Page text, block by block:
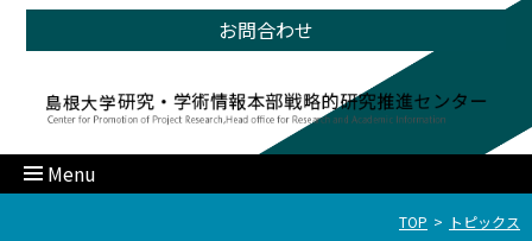
お問合わせ
Menu
TOP トピックス